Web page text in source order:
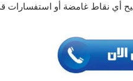
أي نقاط غامضة أو استفسارات